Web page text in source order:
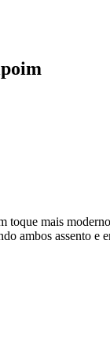
mais
ambos assento